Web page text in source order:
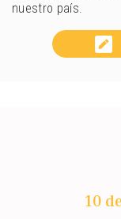
nuestro país.
10